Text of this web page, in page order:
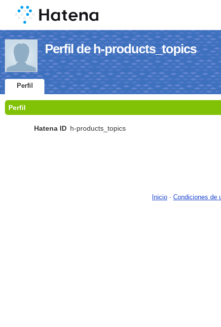
Perfil de h-products_topics
Perfil
Perfil
Hatena ID h-products_topics
Inicio - Condiciones de